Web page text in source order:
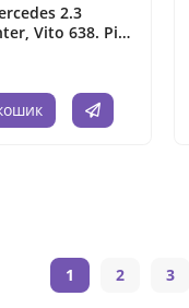
2.3
Vito 638. Рік
- 2.3 л,
1 2 3